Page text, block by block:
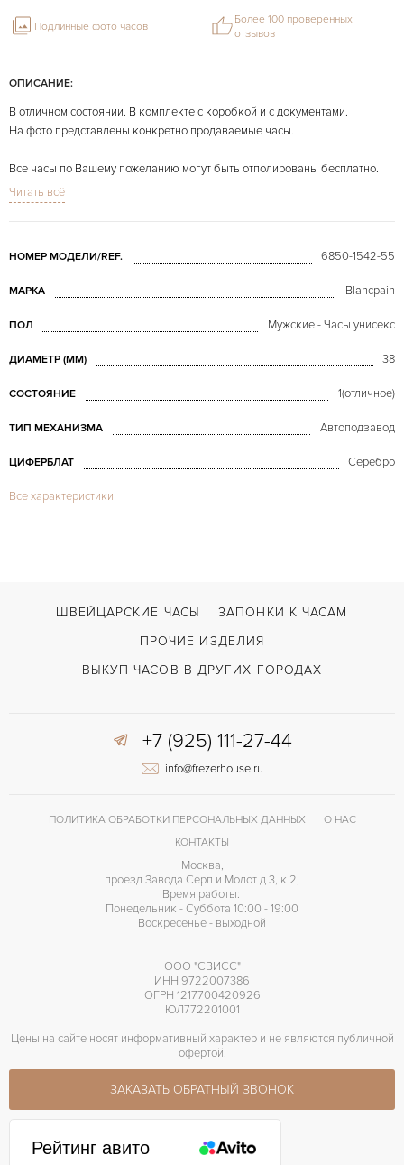
ОПИСАНИЕ:
В отличном состоянии. В комплекте с коробкой и с документами.
На фото представлены конкретно продаваемые часы.
Все часы по Вашему пожеланию могут быть отполированы бесплатно.
Читать всё
НОМЕР МОДЕЛИ/REF. 6850-1542-55
МАРКА Blancpain
ПОЛ Мужские - Часы унисекс
ДИАМЕТР (MM) 38
СОСТОЯНИЕ 1(отличное)
ТИП МЕХАНИЗМА Автоподзавод
ЦИФЕРБЛАТ Серебро
СТЕКЛО
ВОЗМОЖНОСТИ ДОСТАВКИ С документами, С футляром
Застежка с помощью шипа
Все характеристики
Подлинные фото часов
Более 100 проверенных
отзывов
ШВЕЙЦАРСКИЕ ЧАСЫ
ЗАПОНКИ К ЧАСАМ
ПРОЧИЕ ИЗДЕЛИЯ
ВЫКУП ЧАСОВ В ДРУГИХ ГОРОДАХ
+7 (925) 111-27-44
info@frezerhouse.ru
ПОЛИТИКА ОБРАБОТКИ ПЕРСОНАЛЬНЫХ ДАННЫХ
О НАС
КОНТАКТЫ
Москва,
проезд Завода Серп и Молот д 3, к 2,
Время работы:
Понедельник - Суббота 10:00 - 19:00
Воскресенье - выходной
ООО "СВИСС"
ИНН 9722007386
ОГРН 1217700420926
ЮЛ772201001
Цены на сайте носят информативный характер и не являются публичной
офертой.
ЗАКАЗАТЬ ОБРАТНЫЙ ЗВОНОК
Рейтинг авито